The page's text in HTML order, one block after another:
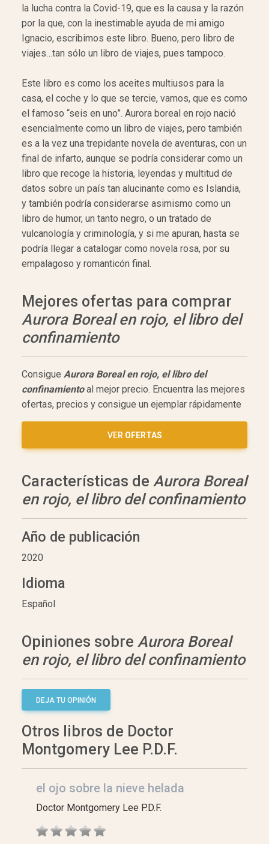
la lucha contra la Covid-19, que es la causa y la razón
por la que, con la inestimable ayuda de mi amigo
Ignacio, escribimos este libro. Bueno, pero libro de
viajes…tan sólo un libro de viajes, pues tampoco.
Este libro es como los aceites multiusos para la
casa, el coche y lo que se tercie, vamos, que es como
el famoso “seis en uno”. Aurora boreal en rojo nació
esencialmente como un libro de viajes, pero también
es a la vez una trepidante novela de aventuras, con un
final de infarto, aunque se podría considerar como un
libro que recoge la historia, leyendas y multitud de
datos sobre un país tan alucinante como es Islandia,
y también podría considerarse asimismo como un
libro de humor, un tanto negro, o un tratado de
vulcanología y criminología, y si me apuran, hasta se
podría llegar a catalogar como novela rosa, por su
empalagoso y romanticón final.
Mejores ofertas para comprar
Aurora Boreal en rojo, el libro del
confinamiento
Consigue Aurora Boreal en rojo, el libro del
confinamientoal mejor precio. Encuentra las mejores
ofertas, precios y consigue un ejemplar rápidamente
VER OFERTAS
Características de Aurora Boreal
en rojo, el libro del confinamiento
Año de publicación
2020
Idioma
Español
Opiniones sobre Aurora Boreal
en rojo, el libro del confinamiento
DEJA TU OPINIÓN
Otros libros de Doctor
Montgomery Lee P.D.F.
el ojo sobre la nieve helada
Doctor Montgomery Lee P.D.F.